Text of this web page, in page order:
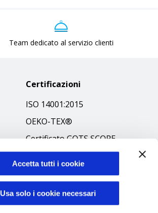
Accetta tutti i cookie
Usa solo i cookie necessari
Team dedicato al servizio clienti
Certificazioni
ISO 14001:2015
OEKO-TEX®
Certificato GOTS SCOPE
Certificato GRS SCOPE
Politica Ambientale
Sicurezza prodotti